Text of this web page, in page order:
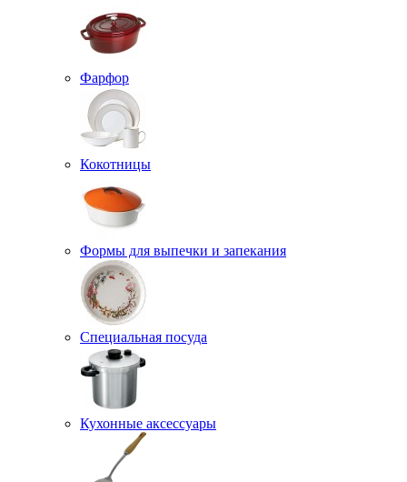
Фарфор
Кокотницы
Формы для выпечки и запекания
Специальная посуда
Кухонные аксессуары